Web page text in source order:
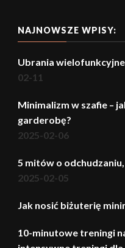
NAJNOWSZE WPISY:
Ubrania
02-11
Minimalizm w szafie –
garderobę?
2025-02-06
5 mitów o
2025-02-05
Jak nosić biżuterię
10-minutowe treningi